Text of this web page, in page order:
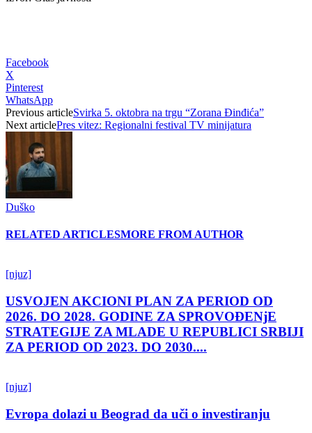
Facebook
X
Pinterest
WhatsApp
Previous articleSvirka 5. oktobra na trgu “Zorana Đinđića”
Next articlePres vitez: Regionalni festival TV minijatura
Duško
RELATED ARTICLESMORE FROM AUTHOR
[njuz]
USVOJEN AKCIONI PLAN ZA PERIOD OD
2026. DO 2028. GODINE ZA SPROVOĐENjE
STRATEGIJE ZA MLADE U REPUBLICI SRBIJI
ZA PERIOD OD 2023. DO 2030....
[njuz]
Evropa dolazi u Beograd da uči o investiranju